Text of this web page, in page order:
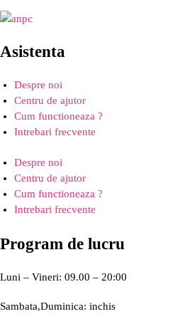
Asistenta
Despre noi
Centru de ajutor
Cum functioneaza ?
Intrebari frecvente
Despre noi
Centru de ajutor
Cum functioneaza ?
Intrebari frecvente
Program de lucru
Luni – Vineri: 09.00 – 20:00
Sambata,Duminica: inchis